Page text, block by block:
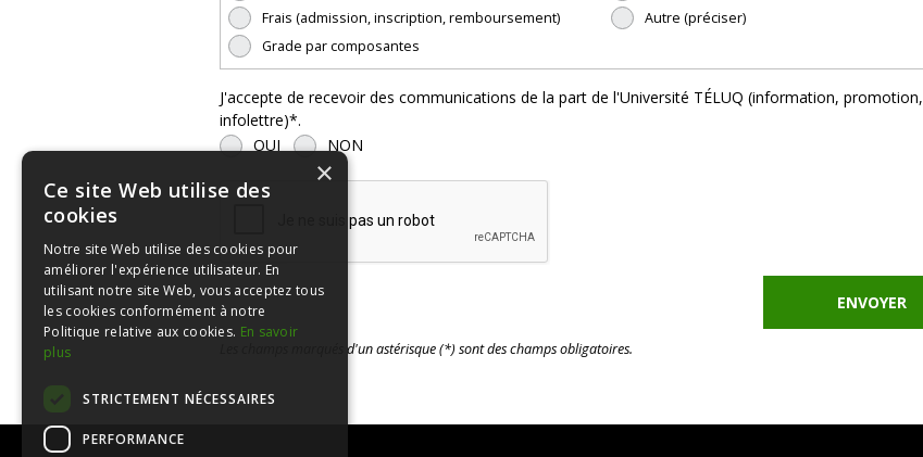
Frais (admission, inscription, remboursement)
Grade par composantes
Autre (préciser)
J'accepte de recevoir des communications de la part de l'Université TÉLUQ (information, promotion,
infolettre)*.
OUI
NON
Les champs marqués d'un astérisque (*) sont des champs obligatoires.
×
Ce site Web utilise des
cookies
Notre site Web utilise des cookies pour
améliorer l'expérience utilisateur. En
utilisant notre site Web, vous acceptez tous
les cookies conformément à notre
Politique relative aux cookies. En savoir
plus
STRICTEMENT NÉCESSAIRES
PERFORMANCE